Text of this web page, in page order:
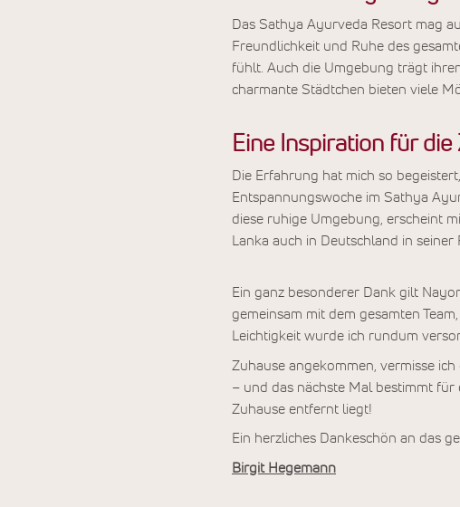
Das Sathya Ayurveda Resort mag
Freundlichkeit und Ruhe des
fühlt. Auch die Umgebung trägt
charmante Städtchen bieten viele
Eine Inspiration für
Die Erfahrung hat mich so
Entspannungswoche im Sathya
diese ruhige Umgebung, erscheint
Lanka auch in Deutschland in seiner
Ein ganz besonderer Dank gilt
gemeinsam mit dem gesamten
Leichtigkeit wurde ich rundum
Zuhause angekommen, vermisse
– und das nächste Mal bestimmt für
Zuhause entfernt liegt!
Ein herzliches Dankeschön an das
Birgit Hegemann